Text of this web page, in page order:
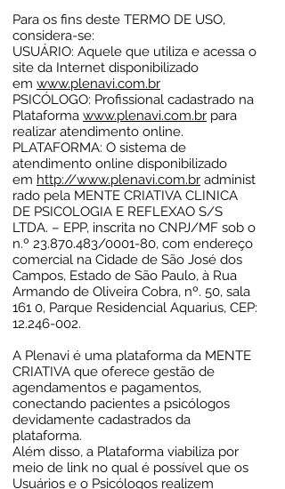
Para os fins deste TERMO DE USO,
considera-se:
USUÁRIO: Aquele que utiliza e acessa o
site da Internet disponibilizado
em www.plenavi.com.br
PSICÓLOGO: Profissional cadastrado na
Plataforma www.plenavi.com.br para
realizar atendimento online.
PLATAFORMA: O sistema de
atendimento online disponibilizado
em http://www.plenavi.com.br administ
rado pela MENTE CRIATIVA CLINICA
DE PSICOLOGIA E REFLEXAO S/S
LTDA. – EPP, inscrita no CNPJ/MF sob o
n.º 23.870.483/0001-80, com endereço
comercial na Cidade de São José dos
Campos, Estado de São Paulo, à Rua
Armando de Oliveira Cobra, nº. 50, sala
161 0, Parque Residencial Aquarius, CEP:
12.246-002.
A Plenavi é uma plataforma da MENTE
CRIATIVA que oferece gestão de
agendamentos e pagamentos,
conectando pacientes a psicólogos
devidamente cadastrados da
plataforma.
Além disso, a Plataforma viabiliza por
meio de link no qual é possível que os
Usuários e o Psicólogos realizem